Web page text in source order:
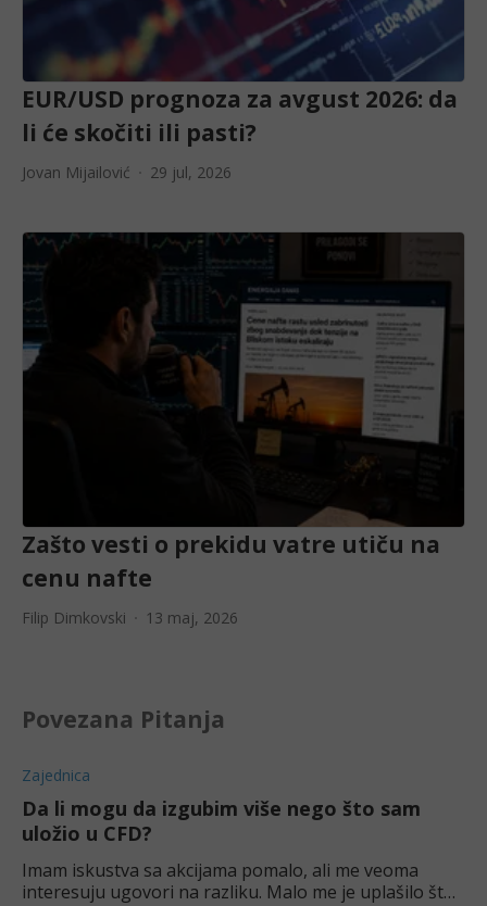
EUR/USD prognoza za avgust 2026: da
li će skočiti ili pasti?
Jovan Mijailović 29 jul, 2026
Zašto vesti o prekidu vatre utiču na
cenu nafte
Filip Dimkovski 13 maj, 2026
Povezana Pitanja
Zajednica
Da li mogu da izgubim više nego što sam
uložio u CFD?
Imam iskustva sa akcijama pomalo, ali me veoma
interesuju ugovori na razliku. Malo me je uplašilo što